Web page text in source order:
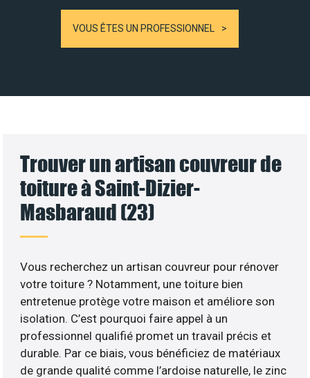
VOUS ÊTES UN PROFESSIONNEL
Trouver un artisan couvreur de
toiture à Saint-Dizier-
Masbaraud (23)
Vous recherchez un artisan couvreur pour rénover
votre toiture ? Notamment, une toiture bien
entretenue protège votre maison et améliore son
isolation. C’est pourquoi faire appel à un
professionnel qualifié promet un travail précis et
durable. Par ce biais, vous bénéficiez de matériaux
de grande qualité comme l’ardoise naturelle, le zinc